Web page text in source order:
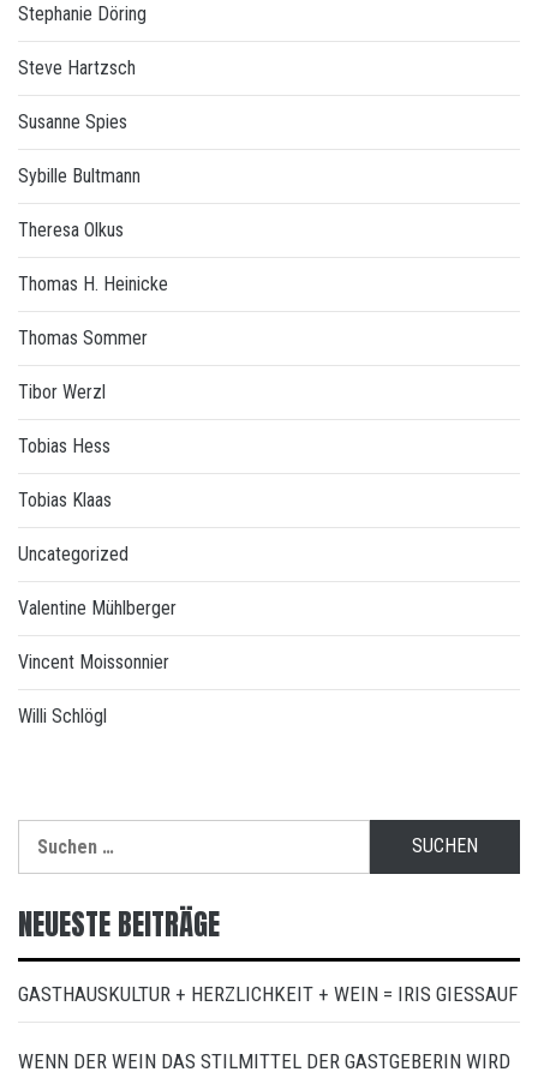
Stephanie Döring
Steve Hartzsch
Susanne Spies
Sybille Bultmann
Theresa Olkus
Thomas H. Heinicke
Thomas Sommer
Tibor Werzl
Tobias Hess
Tobias Klaas
Uncategorized
Valentine Mühlberger
Vincent Moissonnier
Willi Schlögl
nach:
NEUESTE BEITRÄGE
GASTHAUSKULTUR + HERZLICHKEIT + WEIN = IRIS GIESSAUF
WENN DER WEIN DAS STILMITTEL DER GASTGEBERIN WIRD